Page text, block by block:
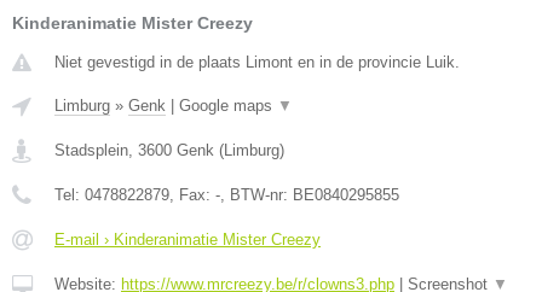
Kinderanimatie Mister Creezy
Niet gevestigd in de plaats Limont en in de provincie Luik.
Limburg » Genk Google maps ▼
Stadsplein, 3600 Genk (Limburg)
Tel: 0478822879, Fax: -, BTW-nr: BE0840295855
E-mail › Kinderanimatie Mister Creezy
Website: https://www.mrcreezy.be/r/clowns3.php Screenshot ▼